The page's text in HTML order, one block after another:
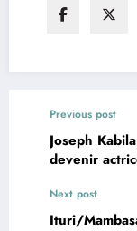
Previous post
Joseph
devenir
Next post
Ituri/